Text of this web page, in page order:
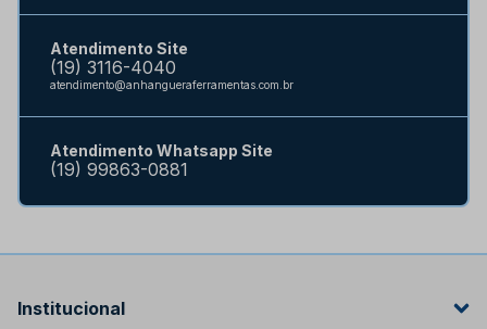
Atendimento Site
(19) 3116-4040
atendimento@anhangueraferramentas.com.br
Atendimento Whatsapp Site
(19) 99863-0881
Institucional